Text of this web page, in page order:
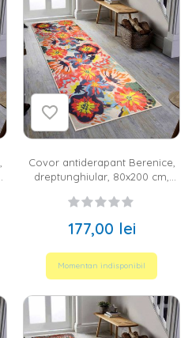
Covor antiderapant Berenice,
dreptunghiular, 80x200 cm,
177,00 lei
Momentan indisponibil